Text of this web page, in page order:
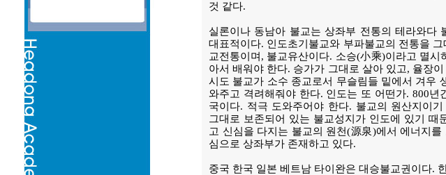
것 같다.
실론이나 동남아 불교는 상좌부 전통의 테라와다
대표적이다. 인도초기불교와 부파불교의 전통을
교전통이며, 불교유산이다. 소승(小乘)이라고 멸
아서 배워야 한다. 승가가 그대로 살아 있고, 율장
시도 불교가 소수 종교로서 무슬림들 밑에서 겨우
와주고 격려해줘야 한다. 인도는 또 어떤가. 800
국이다. 적극 도와주어야 한다. 불교의 원산지이
그대로 보존되어 있는 불교성지가 인도에 있기
고 신심을 다지는 불교의 원천(源泉)에서 에너지
심으로 상좌부가 존재하고 있다.
중국 한국 일본 베트남 타이완은 대승불교권이다.